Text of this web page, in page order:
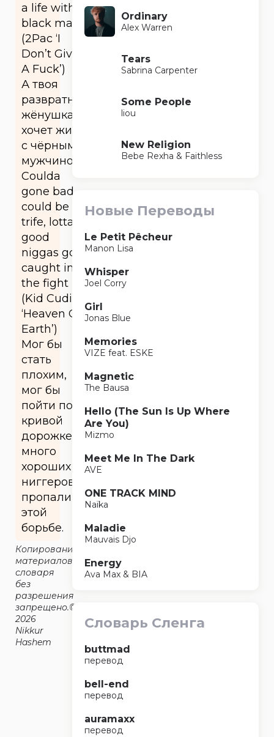
a life with a
black man
(2Pac ‘I
Don’t Give
A Fuck’)
А твоя
развратная
жёнушка
хочет жить
с чёрным
мужчиной.
Coulda
gonе bad,
could be
trife, lotta
good
niggas got
caught in
the fight
(Kid Cudi
‘Heaven On
Earth’)
Мог бы
стать
плохим,
мог бы
пойти по
кривой
дорожке,
много
хороших
ниггеров
пропали в
этой
борьбе.
Копирование
материалов
словаря
без
разрешения
запрещено.©2014-
2026
Nikkur
Hashem
Ordinary
Alex Warren
Tears
Sabrina Carpenter
Some People
liou
New Religion
Bebe Rexha & Faithless
Новые Переводы
Le Petit Pêcheur
Manon Lisa
Whisper
Joel Corry
Girl
Jonas Blue
Memories
VIZE feat. ESKE
Magnetic
The Bausa
Hello (The Sun Is Up Where
Are You)
Mizmo
Meet Me In The Dark
AVE
ONE TRACK MIND
Naïka
Maladie
Mauvais Djo
Energy
Ava Max & BIA
Словарь Сленга
buttmad
перевод
bell-end
перевод
auramaxx
перевод